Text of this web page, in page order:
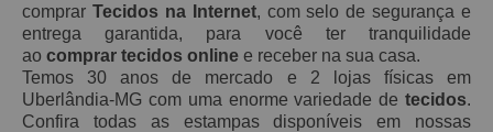
comprar Tecidos na Internet, com selo de segurança e
entrega garantida, para você ter tranquilidade
ao comprar tecidos online e receber na sua casa.
Temos 30 anos de mercado e 2 lojas físicas em
Uberlândia-MG com uma enorme variedade de tecidos.
Confira todas as estampas disponíveis em nossas